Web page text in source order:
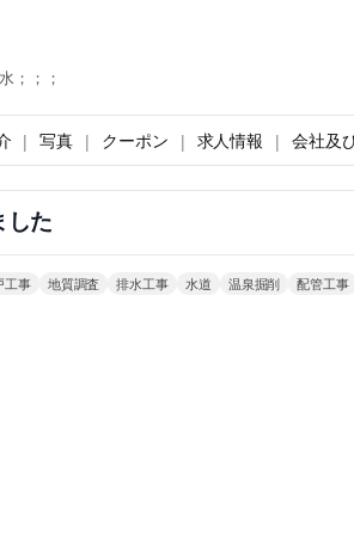
；；；
写真 クーポン 求人情報 会社及
した
工事 地質調査 排水工事 水道 温泉掘削 配管工事